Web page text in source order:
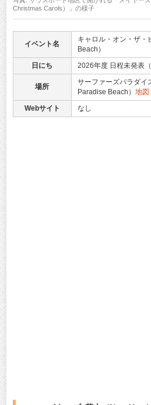
Christmas Carols）」の様子
イベント名
キャロル・オン・ザ・
Beach）
日にち
2026年度 日程未発表
場所
サーファーズパラダイ
Paradise Beach） 地図
Webサイト
なし